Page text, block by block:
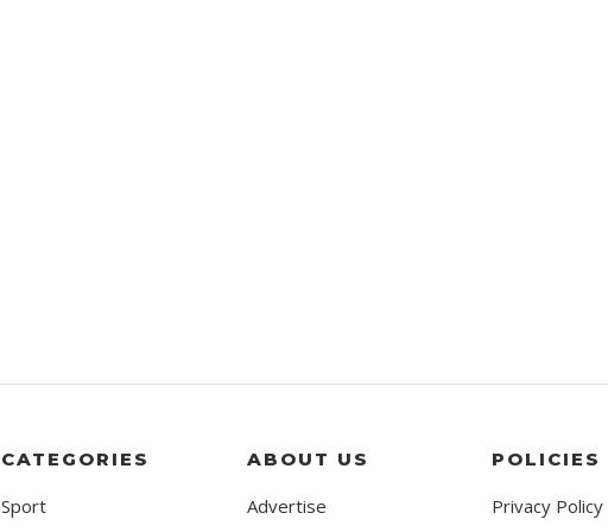
CATEGORIES
Sport
ABOUT US
Advertise
POLICIES
Privacy Policy